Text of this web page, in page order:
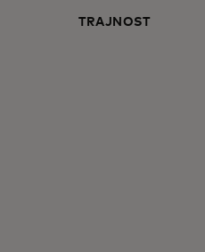
TRAJNOST